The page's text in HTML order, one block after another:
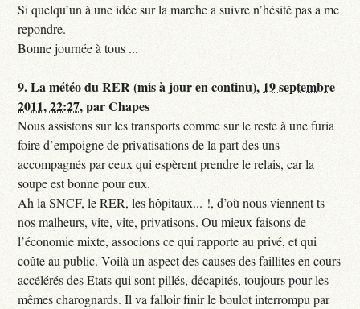
Si quelqu’un à une idée sur la marche a suivre n’hésité pas a me
repondre.
Bonne journée à tous ...
9.La météo du RER (mis à jour en continu), 19 septembre
2011, 22:27,parChapes
Nous assistons sur les transports comme sur le reste à une furia
foire d’empoigne de privatisations de la part des uns
accompagnés par ceux qui espèrent prendre le relais, car la
soupe est bonne pour eux.
Ah la SNCF, le RER, les hôpitaux... !, d’où nous viennent ts
nos malheurs, vite, vite, privatisons. Ou mieux faisons de
l’économie mixte, associons ce qui rapporte au privé, et qui
coûte au public. Voilà un aspect des causes des faillites en cours
accélérés des Etats qui sont pillés, décapités, toujours pour les
mêmes charognards. Il va falloir finir le boulot interrompu par